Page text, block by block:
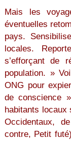
Mais les
éventuelles
pays.
locales.
s’efforçant de
population. »
ONG pour
de conscience
habitants locaux
Occidentaux,
contre, Petit